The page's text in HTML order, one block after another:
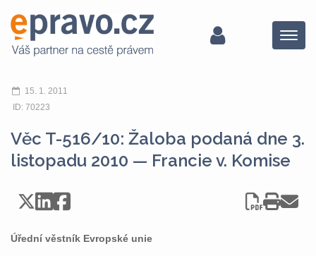
Menu
15. 1. 2011
ID: 70223
Věc T-516/10: Žaloba podaná dne 3.
listopadu 2010 — Francie v. Komise
Úřední věstník Evropské unie